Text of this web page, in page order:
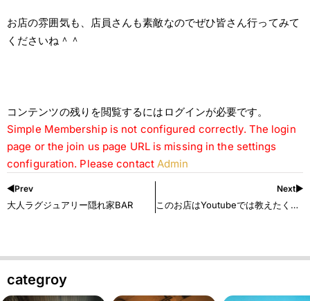
お店の雰囲気も、店員さんも素敵なのでぜひ皆さん行ってみて
くださいね＾＾
コンテンツの残りを閲覧するにはログインが必要です。
Simple Membership is not configured correctly. The login
page or the join us page URL is missing in the settings
configuration. Please contactAdmin
◀︎Prev
大人ラグジュアリー隠れ家BAR
Next▶︎
このお店はYoutubeでは教えたくない…
categroy